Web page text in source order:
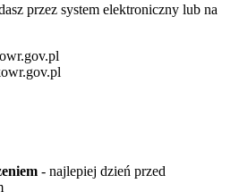
przez system elektroniczny lub na
- najlepiej dzień przed